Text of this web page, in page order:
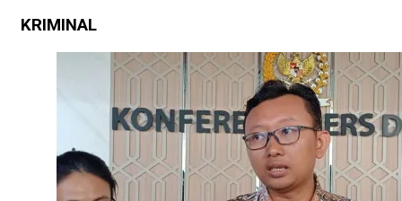
KRIMINAL